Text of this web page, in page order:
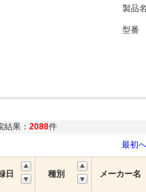
製品名
型番
結果： 2088件
最初へ
日 種別 メーカー名